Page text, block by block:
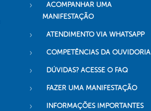
ACOMPANHAR UMA
MANIFESTAÇÃO
ATENDIMENTO VIA WHATSAPP
COMPETÊNCIAS DA OUVIDORIA
DÚVIDAS? ACESSE O FAQ
FAZER UMA MANIFESTAÇÃO
INFORMAÇÕES IMPORTANTES